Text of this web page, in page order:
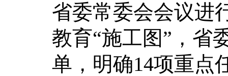
省委常委会会议进
教育“施工图”，省
单，明确14项重点